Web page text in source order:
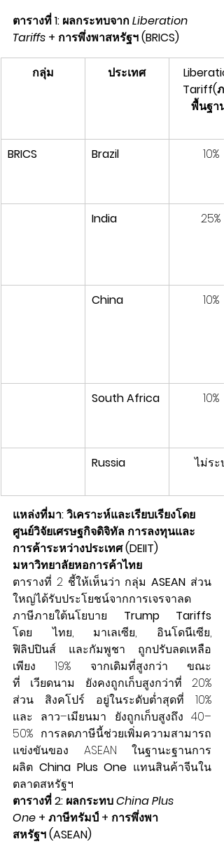
ตารางที่ 1: ผลกระทบจาก Liberation
Tariffs + การพึ่งพาสหรัฐฯ (BRICS)
กลุ่ม ประเทศ
Tariff(ภ
พื้นฐาน)
BRICS Brazil 10%
India 25%
China 10%
South Africa 10%
Russia ไม่ระบุ
แหล่งที่มา: วิเคราะห์และเรียบเรียงโดย
ศูนย์วิจัยเศรษฐกิจดิจิทัล การลงทุนและ
การค้าระหว่างประเทศ (DEIIT)
มหาวิทยาลัยหอการค้าไทย
ตารางที่ 2 ชี้ให้เห็นว่า กลุ่ม ASEAN ส่วน
ใหญ่ได้รับประโยชน์จากการเจรจาลด
ภาษีภายใต้นโยบาย Trump Tariffs
โดย ไทย, มาเลเซีย, อินโดนีเซีย,
ฟิลิปปินส์ และกัมพูชา ถูกปรับลดเหลือ
เพียง 19% จากเดิมที่สูงกว่า ขณะ
ที่ เวียดนาม ยังคงถูกเก็บสูงกว่าที่ 20%
ส่วน สิงคโปร์ อยู่ในระดับต่ำสุดที่ 10%
และ ลาว–เมียนมา ยังถูกเก็บสูงถึง 40–
50% การลดภาษีนี้ช่วยเพิ่มความสามารถ
แข่งขันของ ASEAN ในฐานะฐานการ
ผลิต China Plus One แทนสินค้าจีนใน
ตลาดสหรัฐฯ
ตารางที่ 2: ผลกระทบ China Plus
One + ภาษีทรัมป์ + การพึ่งพา
สหรัฐฯ (ASEAN)